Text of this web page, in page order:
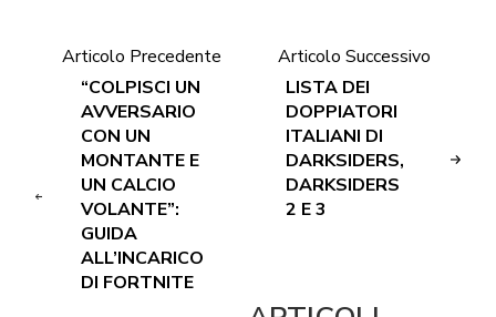
Articolo Precedente
“COLPISCI UN
AVVERSARIO
CON UN
MONTANTE E
UN CALCIO
VOLANTE”:
GUIDA
ALL’INCARICO
DI FORTNITE
Articolo Successivo
LISTA DEI
DOPPIATORI
ITALIANI DI
DARKSIDERS,
DARKSIDERS
2 E 3